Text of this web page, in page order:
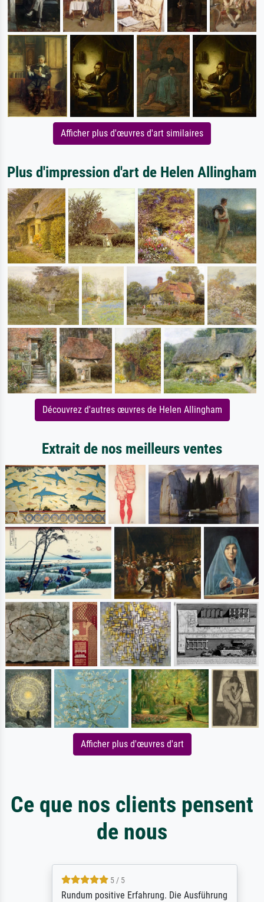
Afficher plus d'œuvres d'art similaires
Plus d'impression d'art de Helen Allingham
Découvrez d'autres œuvres de Helen Allingham
Extrait de nos meilleurs ventes
Afficher plus d'œuvres d'art
Ce que nos clients pensent
de nous
5 / 5
Rundum positive Erfahrung. Die Ausführung